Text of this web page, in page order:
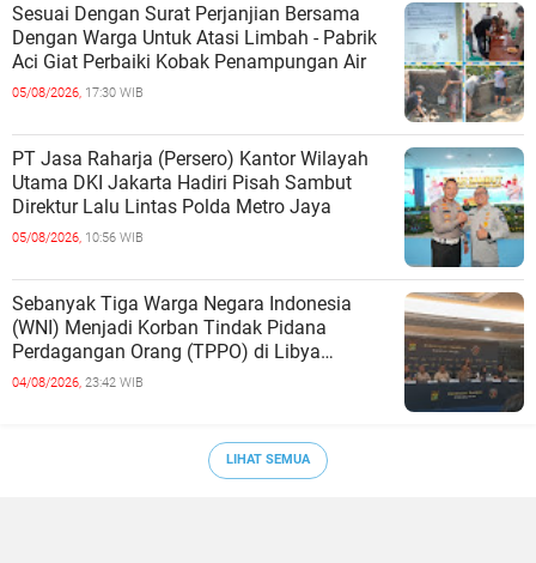
Sesuai Dengan Surat Perjanjian Bersama
Dengan Warga Untuk Atasi Limbah - Pabrik
Aci Giat Perbaiki Kobak Penampungan Air
05/08/2026, 17:30 WIB
PT Jasa Raharja (Persero) Kantor Wilayah
Utama DKI Jakarta Hadiri Pisah Sambut
Direktur Lalu Lintas Polda Metro Jaya
05/08/2026, 10:56 WIB
Sebanyak Tiga Warga Negara Indonesia
(WNI) Menjadi Korban Tindak Pidana
Perdagangan Orang (TPPO) di Libya
Berhasil Dipulangkan Ke - Indonesia. Mereka
04/08/2026, 23:42 WIB
LIHAT SEMUA